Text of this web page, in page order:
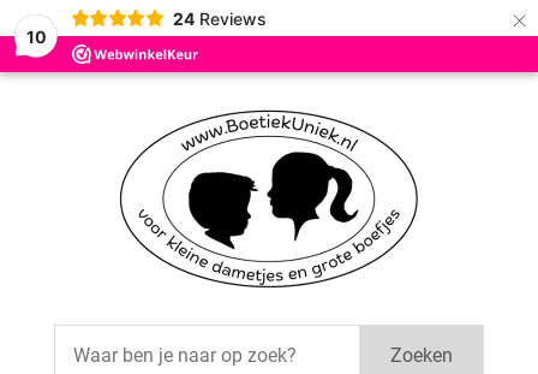
10
24 Reviews ×
Zoeken